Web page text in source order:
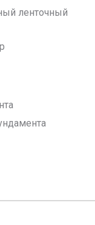
ленточный